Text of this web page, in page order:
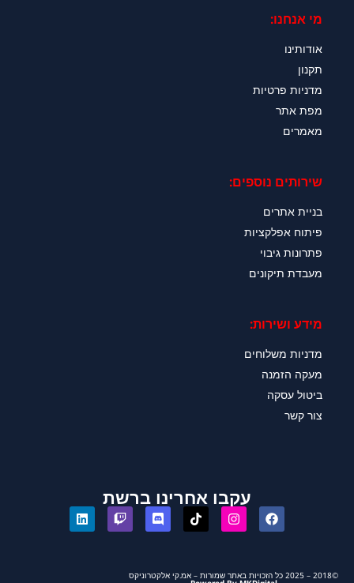
מי אנחנו:
אודותינו
תקנון
מדניות פרטיות
מפת אתר
מאמרים
שירותים נוספים:
בניית אתרים
פיתוח אפלקציות
פתרונות גיבוי
מעבדת תיקונים
מידע ושירות:
מדניות משלוחים
מעקה הזמנה
ביטול עסקה
צור קשר
עקבו אחרינו ברשת
©2018 – 2025 כל הזכויות באתר שמורות – אמ.קי אלקטרוניקס